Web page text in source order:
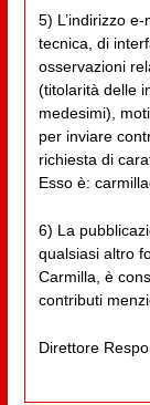
5) L’indirizzo
tecnica, di
osservazioni
(titolarità delle
medesimi),
per inviare
richiesta di
Esso è:
6) La
qualsiasi altro
Carmilla, è
contributi
Direttore